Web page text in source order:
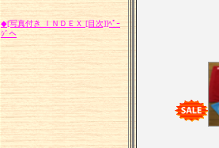
◆[写真付き ＩＮＤＥＸ [目次]]ﾍﾟｰ
ｼﾞへ